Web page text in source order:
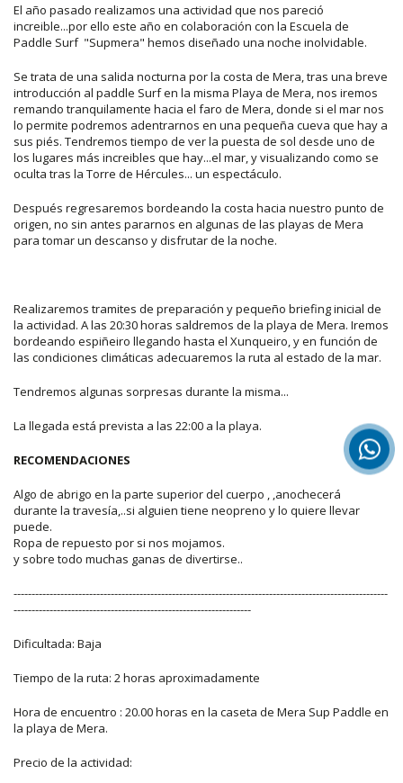
El año pasado realizamos una actividad que nos pareció
increible...por ello este año en colaboración con la Escuela de
Paddle Surf "Supmera" hemos diseñado una noche inolvidable.
Se trata de una salida nocturna por la costa de Mera, tras una breve
introducción al paddle Surf en la misma Playa de Mera, nos iremos
remando tranquilamente hacia el faro de Mera, donde si el mar nos
lo permite podremos adentrarnos en una pequeña cueva que hay a
sus piés. Tendremos tiempo de ver la puesta de sol desde uno de
los lugares más increibles que hay...el mar, y visualizando como se
oculta tras la Torre de Hércules... un espectáculo.
Después regresaremos bordeando la costa hacia nuestro punto de
origen, no sin antes pararnos en algunas de las playas de Mera
para tomar un descanso y disfrutar de la noche.
Realizaremos tramites de preparación y pequeño briefing inicial de
la actividad. A las 20:30 horas saldremos de la playa de Mera. Iremos
bordeando espiñeiro llegando hasta el Xunqueiro, y en función de
las condiciones climáticas adecuaremos la ruta al estado de la mar.
Tendremos algunas sorpresas durante la misma...
La llegada está prevista a las 22:00 a la playa.
RECOMENDACIONES
Algo de abrigo en la parte superior del cuerpo , ,anochecerá
durante la travesía,..si alguien tiene neopreno y lo quiere llevar
puede.
Ropa de repuesto por si nos mojamos.
y sobre todo muchas ganas de divertirse..
--------------------------------------------------------------------------------------------------------
------------------------------------------------------------------
Dificultada: Baja
Tiempo de la ruta: 2 horas aproximadamente
Hora de encuentro : 20.00 horas en la caseta de Mera Sup Paddle en
la playa de Mera.
Precio de la actividad: